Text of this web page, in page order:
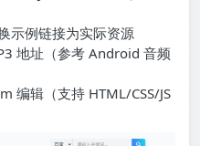
示例链接为实际资源
地址（参考 Android 音频
编辑（支持 HTML/CSS/JS